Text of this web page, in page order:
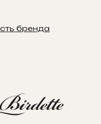
бренда